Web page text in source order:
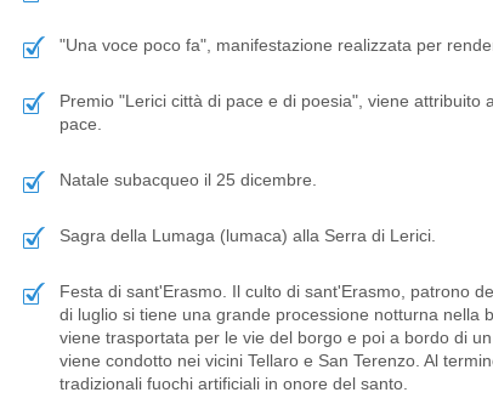
"Una voce poco fa", manifestazione realizzata per
Premio "Lerici città di pace e di poesia", viene
pace.
Natale subacqueo il 25 dicembre.
Sagra della Lumaga (lumaca) alla Serra di Lerici.
Festa di sant'Erasmo. Il culto di sant'Erasmo, patrono
di luglio si tiene una grande processione notturna nella
viene trasportata per le vie del borgo e poi a bordo di
viene condotto nei vicini Tellaro e San Terenzo. Al
tradizionali fuochi artificiali in onore del santo.